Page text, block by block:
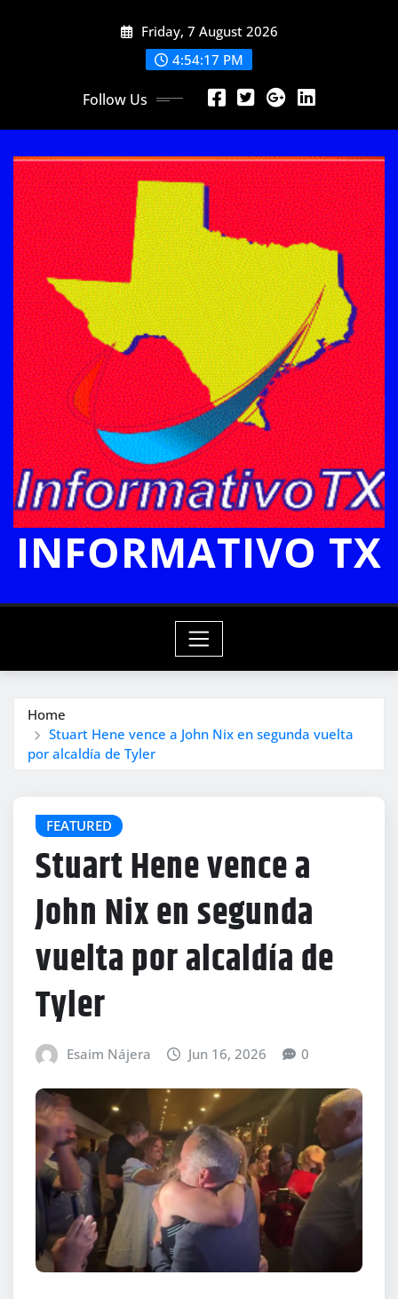
Friday, 7 August 2026
4:54:18 PM
Follow Us
INFORMATIVO TX
Home
Stuart Hene vence a John Nix en segunda vuelta
por alcaldía de Tyler
FEATURED
Stuart Hene vence a
John Nix en segunda
vuelta por alcaldía de
Tyler
Esaim Nájera Jun 16, 2026 0